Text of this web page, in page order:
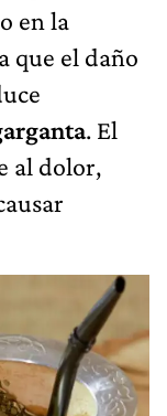
en la
que el daño
. El
al dolor,